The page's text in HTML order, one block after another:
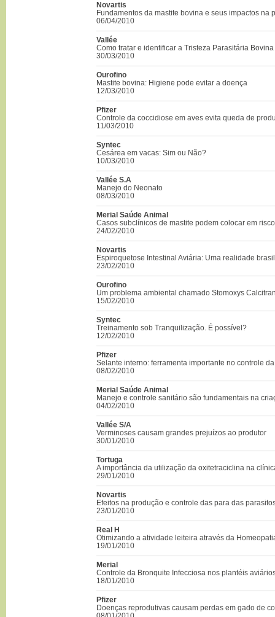
Novartis
Fundamentos da mastite bovina e seus impactos na
06/04/2010
Vallée
Como tratar e identificar a Tristeza Parasitária Bovina
30/03/2010
Ourofino
Mastite bovina: Higiene pode evitar a doença
12/03/2010
Pfizer
Controle da coccidiose em aves evita queda de
11/03/2010
Syntec
Cesárea em vacas: Sim ou Não?
10/03/2010
Vallée S.A
Manejo do Neonato
08/03/2010
Merial Saúde Animal
Casos subclínicos de mastite podem colocar em
24/02/2010
Novartis
Espiroquetose Intestinal Aviária: Uma realidade
23/02/2010
Ourofino
Um problema ambiental chamado Stomoxys
15/02/2010
Syntec
Treinamento sob Tranquilização. É possível?
12/02/2010
Pfizer
Selante interno: ferramenta importante no controle
08/02/2010
Merial Saúde Animal
Manejo e controle sanitário são fundamentais na
04/02/2010
Vallée S/A
Verminoses causam grandes prejuízos ao produtor
30/01/2010
Tortuga
A importância da utilização da oxitetraciclina na
29/01/2010
Novartis
Efeitos na produção e controle das para das
23/01/2010
Real H
Otimizando a atividade leiteira através da
19/01/2010
Merial
Controle da Bronquite Infecciosa nos plantéis
18/01/2010
Pfizer
Doenças reprodutivas causam perdas em gado de